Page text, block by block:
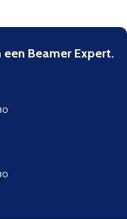
Beamer Expert.